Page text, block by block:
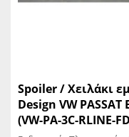
Spoiler / Χειλάκι
Design VW
(VW-PA-3C-RLINE-